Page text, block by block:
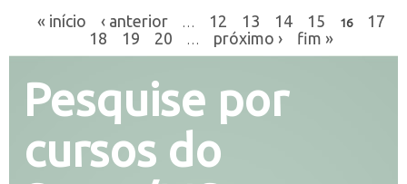
« início
‹ anterior 12 13 14 15 16
17
18
19 20 próximo › fim »
Pesquise por
cursos do